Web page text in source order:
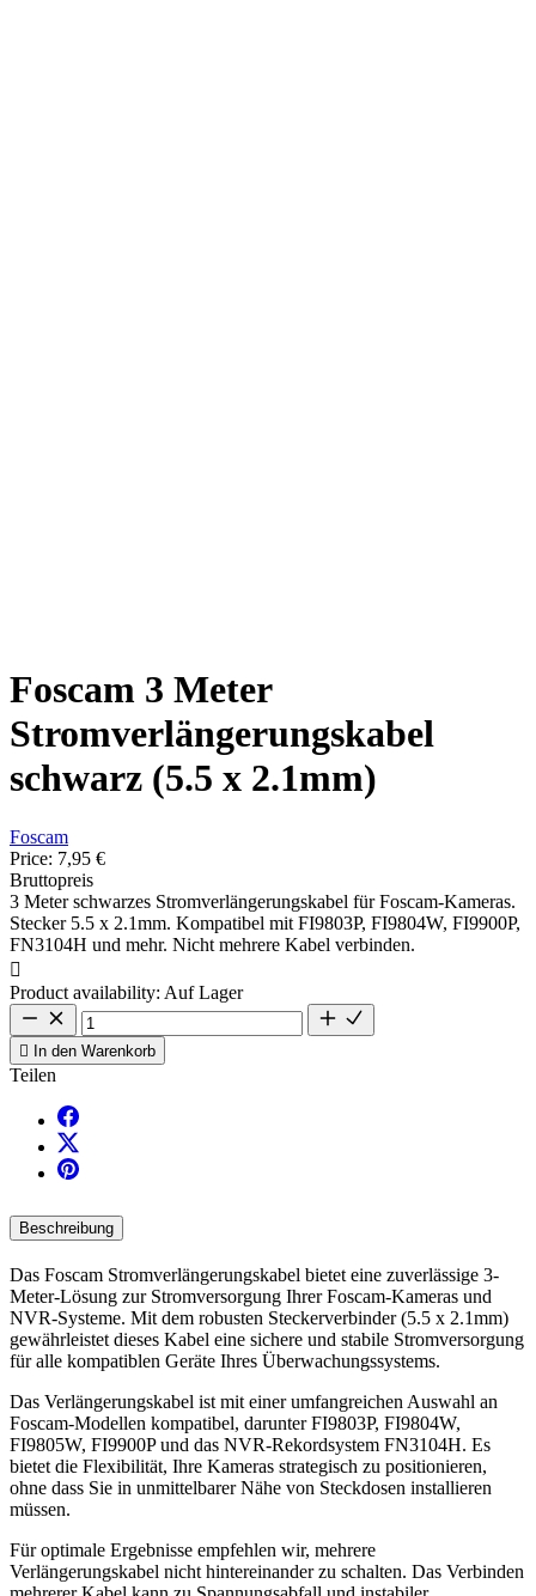
Foscam 3 Meter
Stromverlängerungskabel
schwarz (5.5 x 2.1mm)
Foscam
Price: 7,95 €
Bruttopreis
3 Meter schwarzes Stromverlängerungskabel für Foscam-Kameras.
Stecker 5.5 x 2.1mm. Kompatibel mit FI9803P, FI9804W, FI9900P,
FN3104H und mehr. Nicht mehrere Kabel verbinden.

Product availability: Auf Lager
 In den Warenkorb
Teilen
Beschreibung
Das Foscam Stromverlängerungskabel bietet eine zuverlässige 3-
Meter-Lösung zur Stromversorgung Ihrer Foscam-Kameras und
NVR-Systeme. Mit dem robusten Steckerverbinder (5.5 x 2.1mm)
gewährleistet dieses Kabel eine sichere und stabile Stromversorgung
für alle kompatiblen Geräte Ihres Überwachungssystems.
Das Verlängerungskabel ist mit einer umfangreichen Auswahl an
Foscam-Modellen kompatibel, darunter FI9803P, FI9804W,
FI9805W, FI9900P und das NVR-Rekordsystem FN3104H. Es
bietet die Flexibilität, Ihre Kameras strategisch zu positionieren,
ohne dass Sie in unmittelbarer Nähe von Steckdosen installieren
müssen.
Für optimale Ergebnisse empfehlen wir, mehrere
Verlängerungskabel nicht hintereinander zu schalten. Das Verbinden